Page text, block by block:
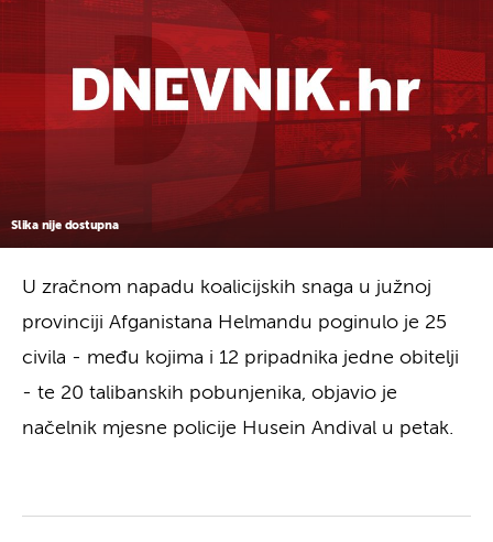
Slika nije dostupna
U zračnom napadu koalicijskih snaga u južnoj
provinciji Afganistana Helmandu poginulo je 25
civila - među kojima i 12 pripadnika jedne obitelji
- te 20 talibanskih pobunjenika, objavio je
načelnik mjesne policije Husein Andival u petak.